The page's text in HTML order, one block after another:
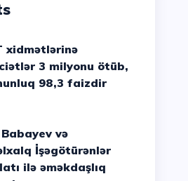
3 milyonu ötüb,
98,3 faizdir
İşəgötürənlər
ilə əməkdaşlıq